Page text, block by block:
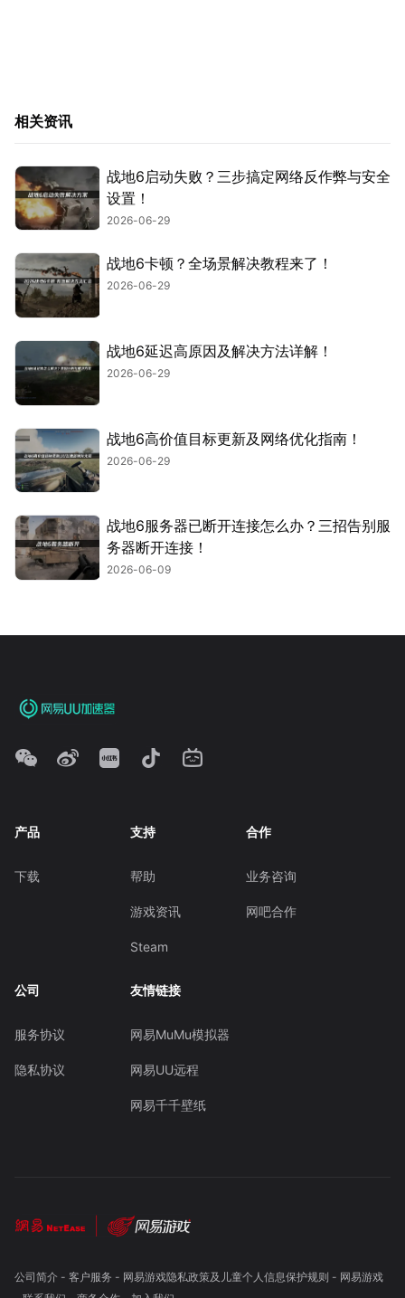
相关资讯
战地6启动失败？三步搞定网络反作弊与安全
设置！
2026-06-29
战地6卡顿？全场景解决教程来了！
2026-06-29
战地6延迟高原因及解决方法详解！
2026-06-29
战地6高价值目标更新及网络优化指南！
2026-06-29
战地6服务器已断开连接怎么办？三招告别服
务器断开连接！
2026-06-09
产品
下载
支持
帮助
游戏资讯
Steam
合作
业务咨询
网吧合作
公司
服务协议
隐私协议
友情链接
网易MuMu模拟器
网易UU远程
网易千千壁纸
公司简介- 客户服务 - 网易游戏隐私政策及儿童个人信息保护规则 - 网易游戏